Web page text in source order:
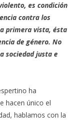
es condición
contra los
primera vista, ésta
de género. No
sociedad justa e
ha
hacen único el
hablamos con la